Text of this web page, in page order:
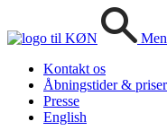
Kontakt os
Åbningstider & priser
Presse
English